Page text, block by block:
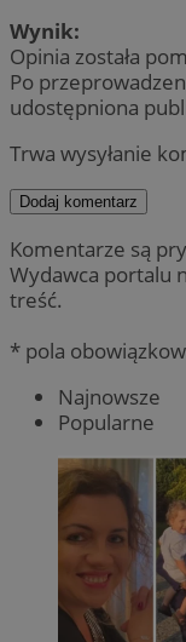
Wynik:
Opinia została
Po
udostępniona
Trwa wysyłanie
Dodaj komentarz
Komentarze są
Wydawca portalu
treść.
* pola
Najnowsze
Popularne